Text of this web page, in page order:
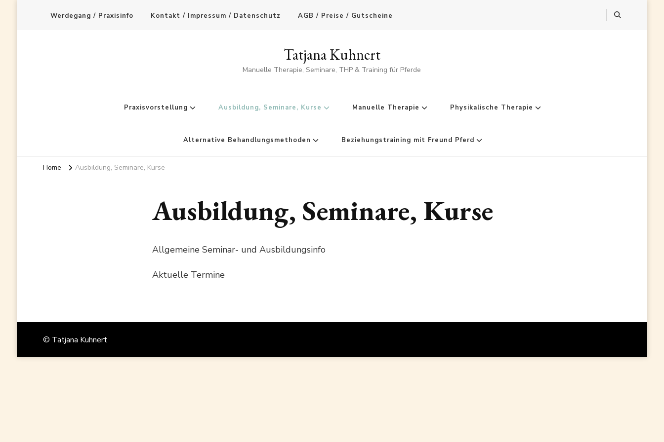
Werdegang / Praxisinfo Kontakt / Impressum / Datenschutz AGB / Preise / Gutscheine
Tatjana Kuhnert
Manuelle Therapie, Seminare, THP & Training für Pferde
Praxisvorstellung Ausbildung, Seminare, Kurse Manuelle Therapie Physikalische Therapie
Alternative Behandlungsmethoden Beziehungstraining mit Freund Pferd
Home Ausbildung, Seminare, Kurse
Ausbildung, Seminare, Kurse
Allgemeine Seminar- und Ausbildungsinfo
Aktuelle Termine
© Tatjana Kuhnert